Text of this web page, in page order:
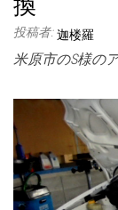
換
投稿者: 迦楼羅
米原市のS様の